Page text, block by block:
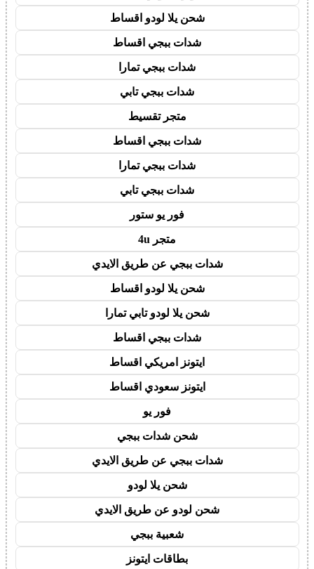
شحن يلا لودو اقساط
شدات ببجي اقساط
شدات ببجي تمارا
شدات ببجي تابي
متجر تقسيط
شدات ببجي اقساط
شدات ببجي تمارا
شدات ببجي تابي
فور يو ستور
متجر 4u
شدات ببجي عن طريق الايدي
شحن يلا لودو اقساط
شحن يلا لودو تابي تمارا
شدات ببجي اقساط
ايتونز امريكي اقساط
ايتونز سعودي اقساط
فور يو
شحن شدات ببجي
شدات ببجي عن طريق الايدي
شحن يلا لودو
شحن لودو عن طريق الايدي
شعبية ببجي
بطاقات ايتونز